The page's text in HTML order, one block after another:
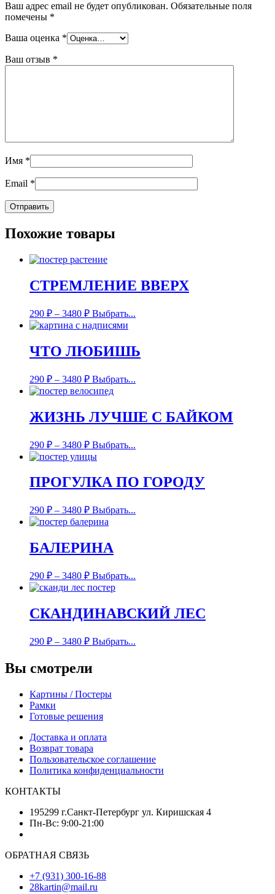
Ваш адрес email не будет опубликован. Обязательные поля
помечены *
Ваша оценка *
Ваш отзыв *
Имя *
Email *
Похожие товары
СТРЕМЛЕНИЕ ВВЕРХ
290 ₽ – 3480 ₽ Выбрать...
ЧТО ЛЮБИШЬ
290 ₽ – 3480 ₽ Выбрать...
ЖИЗНЬ ЛУЧШЕ С БАЙКОМ
290 ₽ – 3480 ₽ Выбрать...
ПРОГУЛКА ПО ГОРОДУ
290 ₽ – 3480 ₽ Выбрать...
БАЛЕРИНА
290 ₽ – 3480 ₽ Выбрать...
СКАНДИНАВСКИЙ ЛЕС
290 ₽ – 3480 ₽ Выбрать...
Вы смотрели
Картины / Постеры
Рамки
Готовые решения
Доставка и оплата
Возврат товара
Пользовательское соглашение
Политика конфиденциальности
КОНТАКТЫ
195299 г.Санкт-Петербург ул. Киришская 4
Пн-Вс: 9:00-21:00
ОБРАТНАЯ СВЯЗЬ
+7 (931) 300-16-88
28kartin@mail.ru